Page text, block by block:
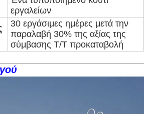
εργαλείων
30 εργάσιμες ημέρες μετά την
παραλαβή 30% της αξίας της
σύμβασης T/T προκαταβολή